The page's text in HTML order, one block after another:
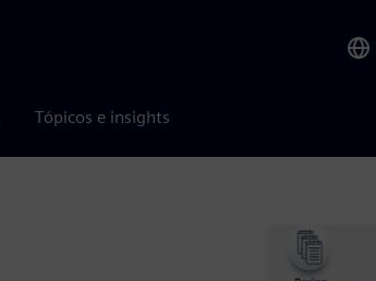
Tópicos e insights